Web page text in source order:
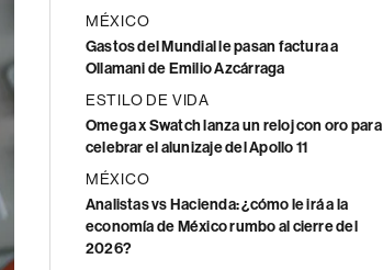
MÉXICO
Gastos del Mundial le pasan factura a
Ollamani de Emilio Azcárraga
ESTILO DE VIDA
Omega x Swatch lanza un reloj con oro para
celebrar el alunizaje del Apollo 11
MÉXICO
Analistas vs Hacienda: ¿cómo le irá a la
economía de México rumbo al cierre del
2026?